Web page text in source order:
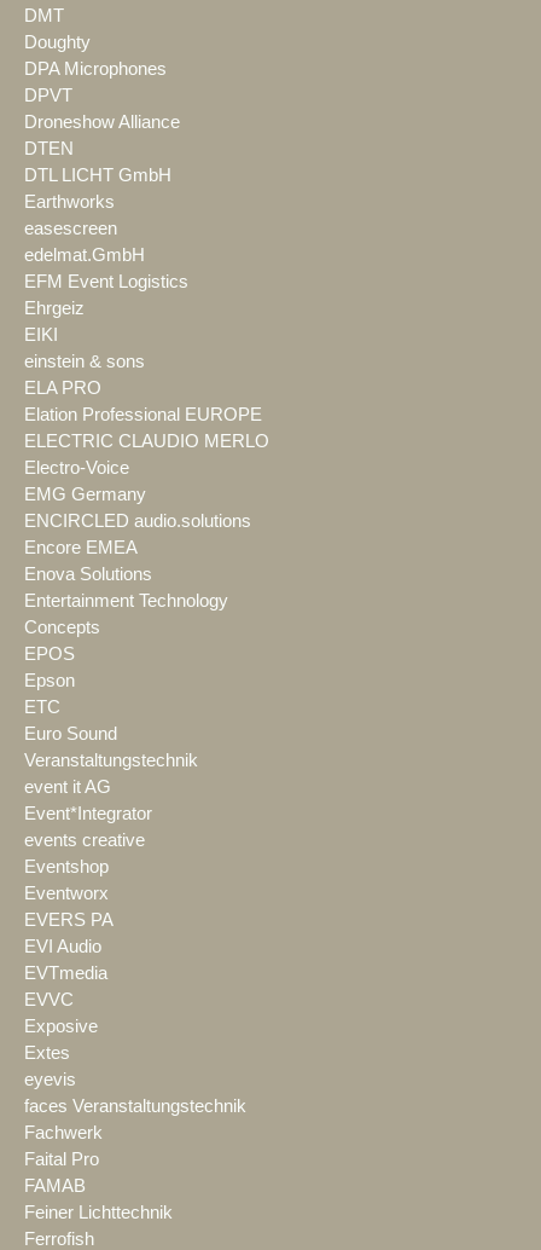
DMT
Doughty
DPA Microphones
DPVT
Droneshow Alliance
DTEN
DTL LICHT GmbH
Earthworks
easescreen
edelmat.GmbH
EFM Event Logistics
Ehrgeiz
EIKI
einstein & sons
ELA PRO
Elation Professional EUROPE
ELECTRIC CLAUDIO MERLO
Electro-Voice
EMG Germany
ENCIRCLED audio.solutions
Encore EMEA
Enova Solutions
Entertainment Technology
Concepts
EPOS
Epson
ETC
Euro Sound
Veranstaltungstechnik
event it AG
Event*Integrator
events creative
Eventshop
Eventworx
EVERS PA
EVI Audio
EVTmedia
EVVC
Exposive
Extes
eyevis
faces Veranstaltungstechnik
Fachwerk
Faital Pro
FAMAB
Feiner Lichttechnik
Ferrofish